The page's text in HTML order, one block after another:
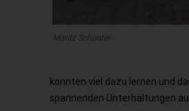
Moritz Schuster
konnten viel dazu lernen und
spannenden Unterhaltungen